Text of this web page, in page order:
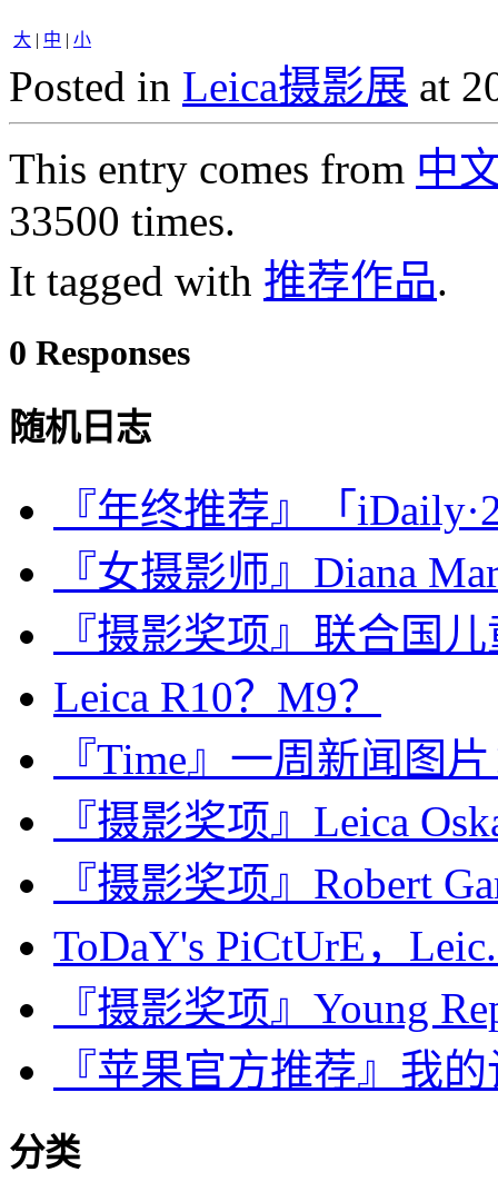
大 | 中 | 小
Posted in Leica摄影展 at
This entry comes from 中
33500 times.
It tagged with 推荐作品.
0 Responses
随机日志
『年终推荐』「
『女摄影师』Diana
『摄影奖项』联合国
Leica R10？M9？
『Time』一周新闻图
『摄影奖项』Leica
『摄影奖项』Robert
ToDaY's PiCtUrE，
『摄影奖项』Young
『苹果官方推荐』我
分类